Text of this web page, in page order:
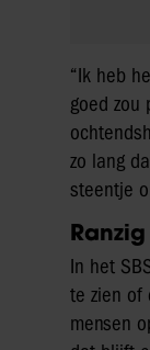
“Ik heb
goed zou
zo lang
steentje
Ranzig
In het
te zien of
mensen